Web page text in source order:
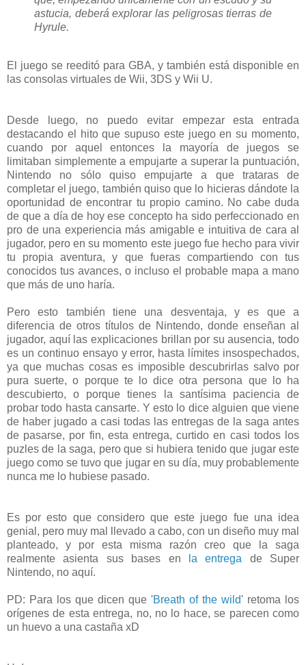
astucia, deberá explorar las peligrosas tierras de
Hyrule.
El juego se reeditó para GBA, y también está disponible en
las consolas virtuales de Wii, 3DS y Wii U.
Desde luego, no puedo evitar empezar esta entrada
destacando el hito que supuso este juego en su momento,
cuando por aquel entonces la mayoría de juegos se
limitaban simplemente a empujarte a superar la puntuación,
Nintendo no sólo quiso empujarte a que trataras de
completar el juego, también quiso que lo hicieras dándote la
oportunidad de encontrar tu propio camino. No cabe duda
de que a día de hoy ese concepto ha sido perfeccionado en
pro de una experiencia más amigable e intuitiva de cara al
jugador, pero en su momento este juego fue hecho para vivir
tu propia aventura, y que fueras compartiendo con tus
conocidos tus avances, o incluso el probable mapa a mano
que más de uno haría.
Pero esto también tiene una desventaja, y es que a
diferencia de otros títulos de Nintendo, donde enseñan al
jugador, aquí las explicaciones brillan por su ausencia, todo
es un continuo ensayo y error, hasta límites insospechados,
ya que muchas cosas es imposible descubrirlas salvo por
pura suerte, o porque te lo dice otra persona que lo ha
descubierto, o porque tienes la santísima paciencia de
probar todo hasta cansarte. Y esto lo dice alguien que viene
de haber jugado a casi todas las entregas de la saga antes
de pasarse, por fin, esta entrega, curtido en casi todos los
puzles de la saga, pero que si hubiera tenido que jugar este
juego como se tuvo que jugar en su día, muy probablemente
nunca me lo hubiese pasado.
Es por esto que considero que este juego fue una idea
genial, pero muy mal llevado a cabo, con un diseño muy mal
planteado, y por esta misma razón creo que la saga
realmente asienta sus bases en
la entrega de Super
Nintendo, no aquí.
PD: Para los que dicen que 'Breath of the wild' retoma los
orígenes de esta entrega, no, no lo hace, se parecen como
un huevo a una castaña xD